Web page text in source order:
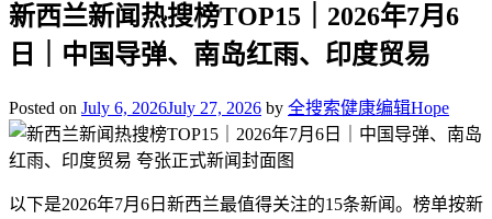
新西兰新闻热搜榜TOP15｜2026年7月6
日｜中国导弹、南岛红雨、印度贸易
Posted on July 6, 2026July 27, 2026 by 全搜索健康编辑Hope
以下是2026年7月6日新西兰最值得关注的15条新闻。榜单按新